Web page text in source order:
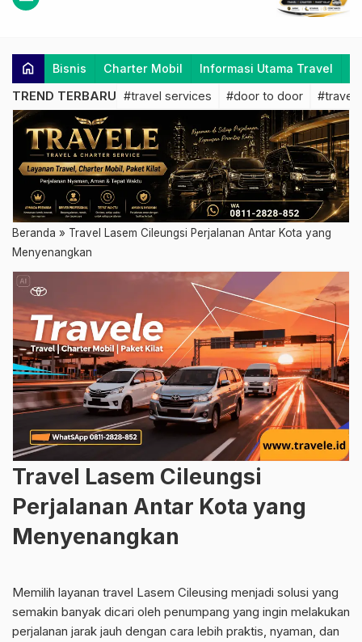
home Bisnis Charter Mobil Informasi Utama Travel
TREND TERBARU #travel services #door to door #travel
Beranda » Travel Lasem Cileungsi Perjalanan Antar Kota yang
Menyenangkan
Travel Lasem Cileungsi
Perjalanan Antar Kota yang
Menyenangkan
Memilih layanan travel Lasem Cileusing menjadi solusi yang
semakin banyak dicari oleh penumpang yang ingin melakukan
perjalanan jarak jauh dengan cara lebih praktis, nyaman, dan